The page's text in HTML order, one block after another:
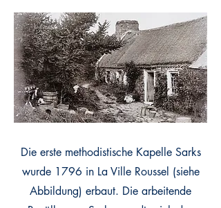
Die erste methodistische Kapelle Sarks
wurde 1796 in La Ville Roussel (siehe
Abbildung) erbaut. Die arbeitende